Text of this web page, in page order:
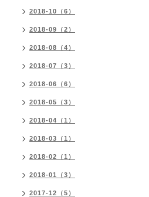
2018-10（6）
2018-09（2）
2018-08（4）
2018-07（3）
2018-06（6）
2018-05（3）
2018-04（1）
2018-03（1）
2018-02（1）
2018-01（3）
2017-12（5）